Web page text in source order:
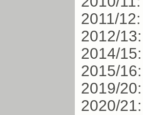
2011/
2012/
2014/
2015/
2019/
2020/